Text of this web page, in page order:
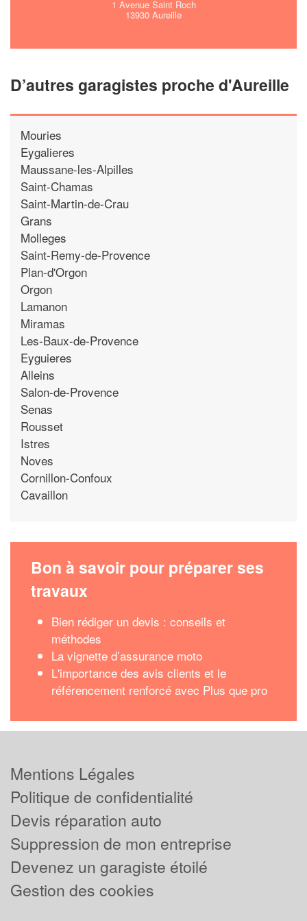
1 Avenue Saint Roch
13930 Aureille
D’autres garagistes proche d'Aureille
Mouries
Eygalieres
Maussane-les-Alpilles
Saint-Chamas
Saint-Martin-de-Crau
Grans
Molleges
Saint-Remy-de-Provence
Plan-d'Orgon
Orgon
Lamanon
Miramas
Les-Baux-de-Provence
Eyguieres
Alleins
Salon-de-Provence
Senas
Rousset
Istres
Noves
Cornillon-Confoux
Cavaillon
Bon à savoir pour préparer ses
travaux
Bien rédiger un devis : conseils et
méthodes
La vignette d’assurance moto
L'importance des avis clients et le
référencement renforcé avec Plus que pro
Mentions Légales
Politique de confidentialité
Devis réparation auto
Suppression de mon entreprise
Devenez un garagiste étoilé
Gestion des cookies